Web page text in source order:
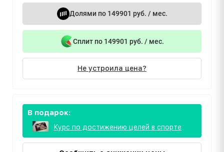
Долями по 149901 руб. / мес.
Сплит по 149901 руб. / мес.
Не устроила цена?
В подарок:
Курс по достижению целей в спорте